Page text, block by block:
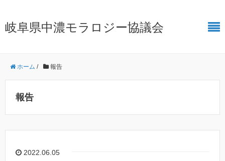
岐阜県中濃モラロジー協議会
ホーム / 報告
報告
2022.06.05